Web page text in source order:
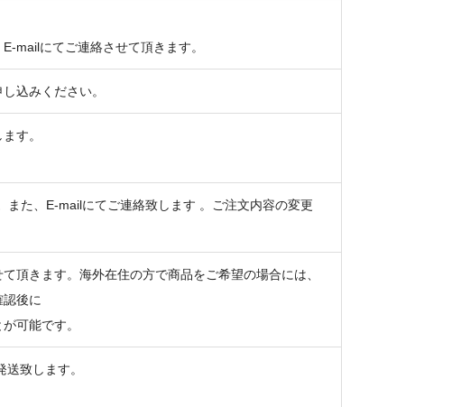
mailにてご連絡させて頂きます。
込みください。
す。
また、E-mailにてご連絡致します 。ご注文内容の変更
頂きます。海外在住の方で商品をご希望の場合には、
認後に
可能です。
致します。